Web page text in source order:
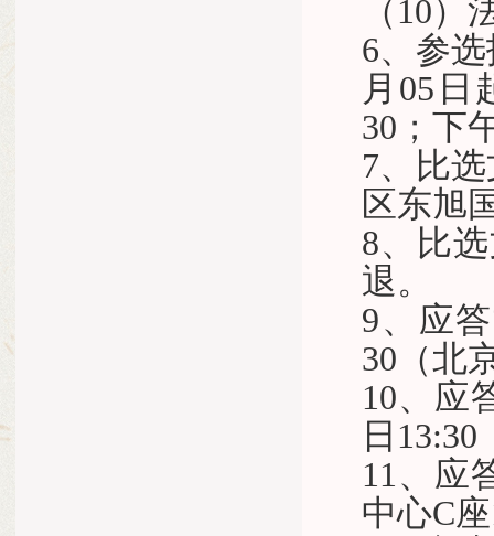
（10
6、参
月05 日
30；下
7、比
区东旭
8、比
退。
9、应
30（北
10、应
日
11、应
中心C